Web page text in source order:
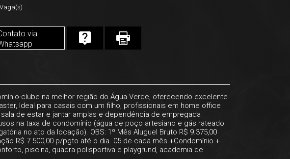
via
clube na melhor região do Água Verde, oferecendo excelente
Ideal para casais com um filho, profissionais em home office
de estar e jantar amplas e dependência de empregada
na taxa de condomínio (água de poço artesiano e gás rateado
no ato da locação). OBS: 1º Mês Aluguel Bruto R$ 9.375,00
R$ 7.500,00 p/pgto até o dia. 05 de cada mês +Condomínio +
piscina, quadra polisportiva e playgrund, academia de